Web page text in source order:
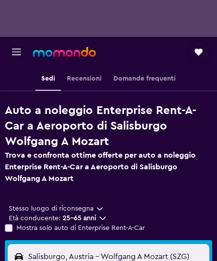
Sedi Recensioni Domande frequenti
Auto a noleggio Enterprise Rent-A-
Car a Aeroporto di Salisburgo
Wolfgang A Mozart
Trova e confronta ottime offerte per auto a noleggio
Enterprise Rent-A-Car a Aeroporto di Salisburgo
Wolfgang A Mozart
Stesso luogo di riconsegna
Età conducente: 25-65 anni
Mostra solo auto di Enterprise Rent-A-Car
Salisburgo, Austria - Wolfgang A Mozart (SZG)